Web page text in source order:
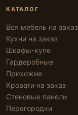
КАТАЛОГ
Вся мебель на заказ
Кухни на заказ
Шкафы-купе
Гардеробные
Прихожие
Кровати на заказ
Стеновые панели
Перегородки